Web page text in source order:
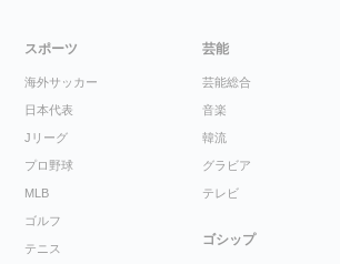
スポーツ
海外サッカー
日本代表
Jリーグ
プロ野球
MLB
ゴルフ
テニス
芸能
芸能総合
音楽
韓流
グラビア
テレビ
ゴシップ